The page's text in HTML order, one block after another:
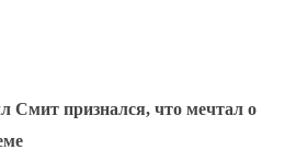
Смит признался, что мечтал о